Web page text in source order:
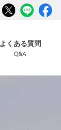
よくある質問
Q&A